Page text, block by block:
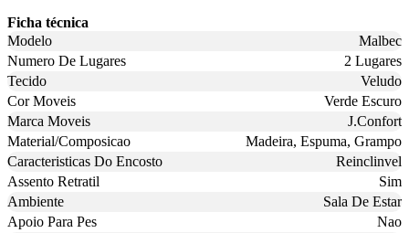
Ficha técnica
Modelo
Malbec
Numero De Lugares
2 Lugares
Tecido
Veludo
Cor Moveis
Verde Escuro
Marca Moveis
J.Confort
Material/Composicao
Madeira, Espuma, Grampo
Caracteristicas Do Encosto
Reinclinvel
Assento Retratil
Sim
Ambiente
Sala De Estar
Apoio Para Pes
Nao